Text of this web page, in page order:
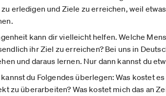
erledigen und Ziele zu erreichen, weil
kann dir vielleicht helfen. Welche
ihr Ziel zu erreichen? Bei uns in
und daraus lernen. Nur dann kannst du
du Folgendes überlegen: Was kostet
zu überarbeiten? Was kostet mich das an